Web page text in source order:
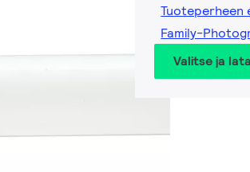
Tuoteperheen
Family-
Valitse ja